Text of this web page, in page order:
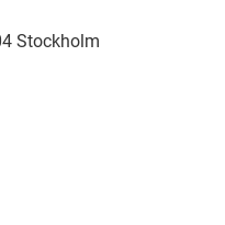
Stockholm